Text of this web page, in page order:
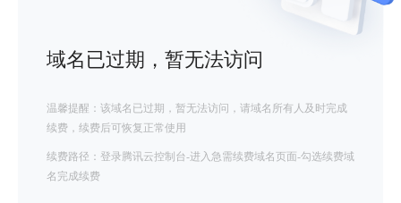
域名已过期，暂无法访问
温馨提醒：该域名已过期，暂无法访问，请域名所有人及时完成
续费，续费后可恢复正常使用
续费路径：登录腾讯云控制台-进入急需续费域名页面-勾选续费域
名完成续费